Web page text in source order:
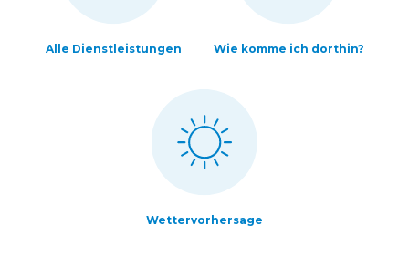
Alle Dienstleistungen Wie komme ich dorthin?
Wettervorhersage